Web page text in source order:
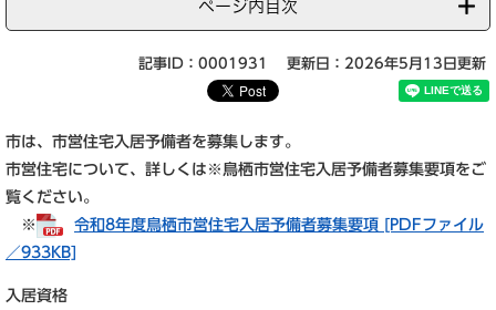
ページ内目次
記事ID：0001931 更新日：2026年5月13日更新
市は、市営住宅入居予備者を募集します。
市営住宅について、詳しくは※鳥栖市営住宅入居予備者募集要項をご
覧ください。
※
令和8年度鳥栖市営住宅入居予備者募集要項 [PDFファイル
／933KB]
入居資格